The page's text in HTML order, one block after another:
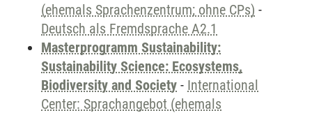
(ehemals Sprachenzentrum; ohne CPs) -
Deutsch als Fremdsprache A2.1
Masterprogramm Sustainability:
Sustainability Science: Ecosystems,
Biodiversity and Society - International
Center: Sprachangebot (ehemals